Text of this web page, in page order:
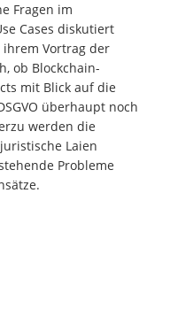
Fragen im
Cases diskutiert
Vortrag der
ob Blockchain-
mit Blick auf die
überhaupt noch
werden die
Laien
Probleme